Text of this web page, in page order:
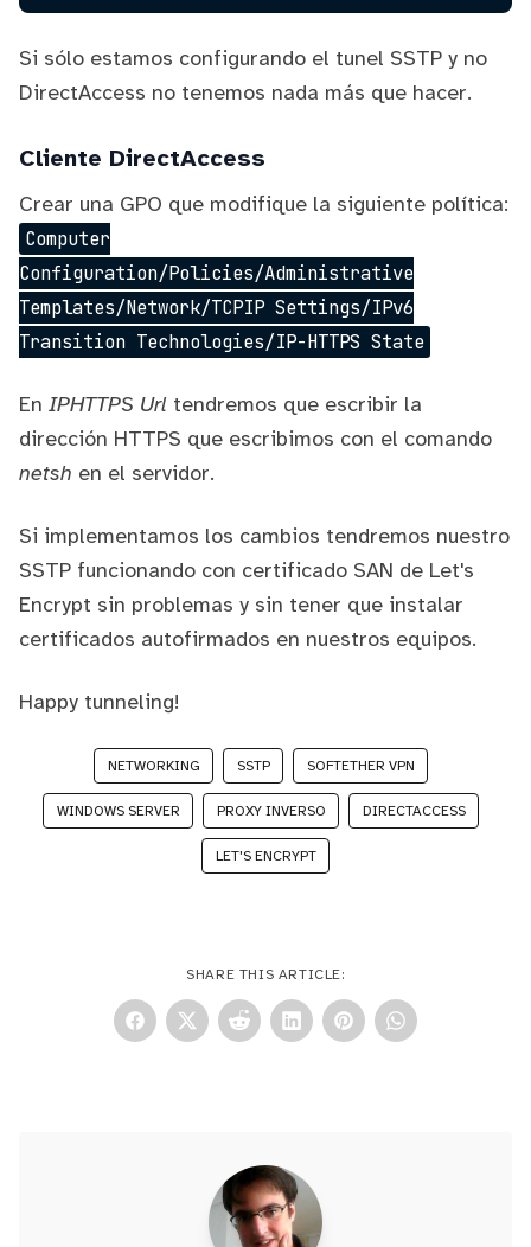
Si sólo estamos configurando el tunel SSTP y no
DirectAccess no tenemos nada más que hacer.
Cliente DirectAccess
Crear una GPO que modifique la siguiente política:
Computer
Configuration/Policies/Administrative
Templates/Network/TCPIP Settings/IPv6
Transition Technologies/IP-HTTPS State
En IPHTTPS Url tendremos que escribir la
dirección HTTPS que escribimos con el comando
netsh en el servidor.
Si implementamos los cambios tendremos nuestro
SSTP funcionando con certificado SAN de Let's
Encrypt sin problemas y sin tener que instalar
certificados autofirmados en nuestros equipos.
Happy tunneling!
NETWORKING SSTP SOFTETHER VPN
WINDOWS SERVER PROXY INVERSO DIRECTACCESS
LET'S ENCRYPT
SHARE THIS ARTICLE: